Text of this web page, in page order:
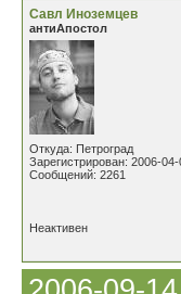
Савл Иноземцев
антиАпостол
Откуда: Петроград
Зарегистрирован: 2006-04-
Сообщений: 2261
Неактивен